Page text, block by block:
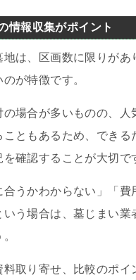
情報収集がポイント
は、区画数に限りがあ
が特徴です。
場合が多いものの、人
ともあるため、できる
確認することが大切で
合うかわからない」「費
う場合は、墓じまい業
取り寄せ、比較のポイ